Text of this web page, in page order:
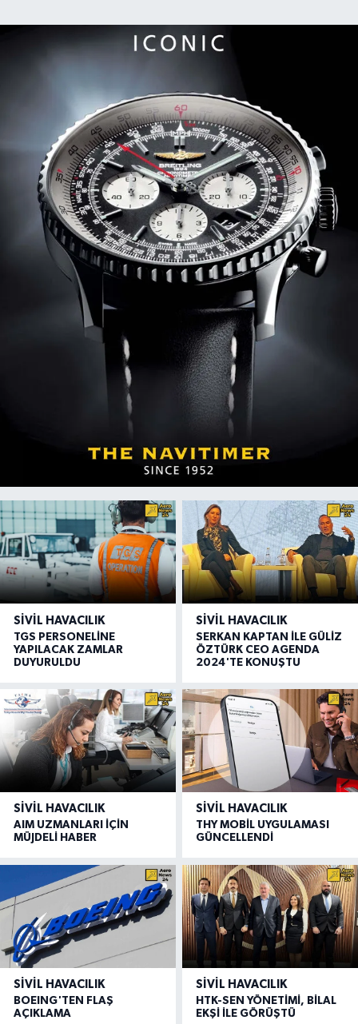
SIVIL HAVACILIK
TGS PERSONELİNE
YAPILACAK ZAMLAR
DUYURULDU
SIVIL HAVACILIK
SERKAN KAPTAN İLE GÜLİZ
ÖZTÜRK CEO AGENDA
2024'TE KONUŞTU
SIVIL HAVACILIK
AIM UZMANLARI İÇİN
MÜJDELİ HABER
SIVIL HAVACILIK
THY MOBİL UYGULAMASI
GÜNCELLENDİ
SIVIL HAVACILIK
BOEING'TEN FLAŞ
AÇIKLAMA
SIVIL HAVACILIK
HTK-SEN YÖNETİMİ, BİLAL
EKŞİ İLE GÖRÜŞTÜ